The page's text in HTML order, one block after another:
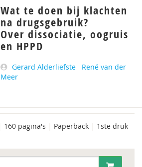
Wat te doen bij klachten
na drugsgebruik?
Over dissociatie, oogruis
en HPPD
Gerard Alderliefste
René van der
Meer
160 pagina's Paperback
1ste druk